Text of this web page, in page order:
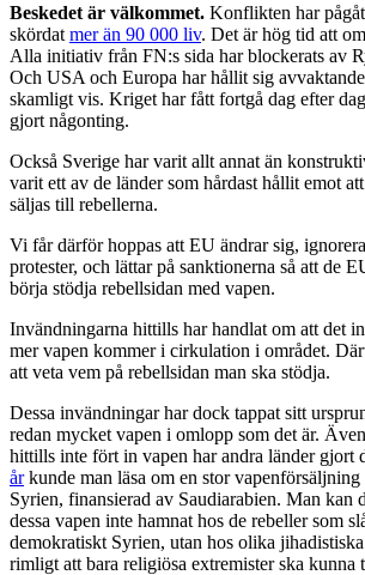
Beskedet är välkommet. Konflikten har
skördat mer än 90 000 liv. Det är hög tid att
Alla initiativ från FN:s sida har blockerats av
Och USA och Europa har hållit sig
skamligt vis. Kriget har fått fortgå dag efter
gjort någonting.
Också Sverige har varit allt annat än
varit ett av de länder som hårdast hållit emot
säljas till rebellerna.
Vi får därför hoppas att EU ändrar sig,
protester, och lättar på sanktionerna så att de
börja stödja rebellsidan med vapen.
Invändningarna hittills har handlat om att det
mer vapen kommer i cirkulation i området.
att veta vem på rebellsidan man ska stödja.
Dessa invändningar har dock tappat sitt
redan mycket vapen i omlopp som det är.
hittills inte fört in vapen har andra länder gjort
årkunde man läsa om en stor
Syrien, finansierad av Saudiarabien. Man kan
dessa vapen inte hamnat hos de rebeller som
demokratiskt Syrien, utan hos olika
rimligt att bara religiösa extremister ska kunna